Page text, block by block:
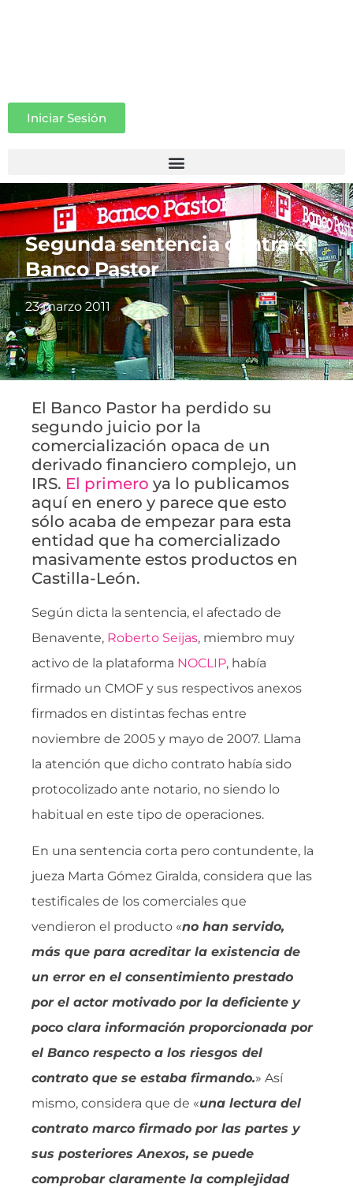
Iniciar Sesión
Segunda sentencia contra el
Banco Pastor
23 marzo 2011
El Banco Pastor ha perdido su
segundo juicio por la
comercialización opaca de un
derivado financiero complejo, un
IRS. El primero ya lo publicamos
aquí en enero y parece que esto
sólo acaba de empezar para esta
entidad que ha comercializado
masivamente estos productos en
Castilla-León.
Según dicta la sentencia, el afectado de
Benavente, Roberto Seijas, miembro muy
activo de la plataforma NOCLIP, había
firmado un CMOF y sus respectivos anexos
firmados en distintas fechas entre
noviembre de 2005 y mayo de 2007. Llama
la atención que dicho contrato había sido
protocolizado ante notario, no siendo lo
habitual en este tipo de operaciones.
En una sentencia corta pero contundente, la
jueza Marta Gómez Giralda, considera que las
testificales de los comerciales que
vendieron el producto «no han servido,
más que para acreditar la existencia de
un error en el consentimiento prestado
por el actor motivado por la deficiente y
poco clara información proporcionada por
el Banco respecto a los riesgos del
contrato que se estaba firmando.» Así
mismo, considera que de «una lectura del
contrato marco firmado por las partes y
sus posteriores Anexos, se puede
comprobar claramente la complejidad